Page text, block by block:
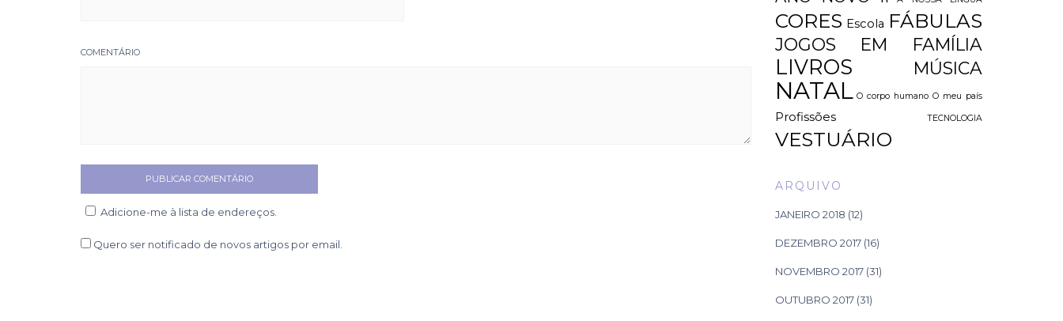
COMENTÁRIO
Adicione-me à lista de endereços.
Quero ser notificado de novos artigos por email.
CORES Escola FÁBULAS
JOGOS EM FAMÍLIA
LIVROS MÚSICA
NATAL O corpo humano O meu país
Profissões TECNOLOGIA
VESTUÁRIO
ARQUIVO
JANEIRO 2018 (12)
DEZEMBRO 2017(16)
NOVEMBRO 2017(31)
OUTUBRO 2017(31)